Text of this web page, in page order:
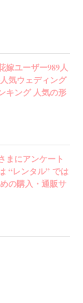
嫁ユーザー989人
気ウェディング
キング 人気の形
まにアンケート
“レンタル” では
の購入・通販サ